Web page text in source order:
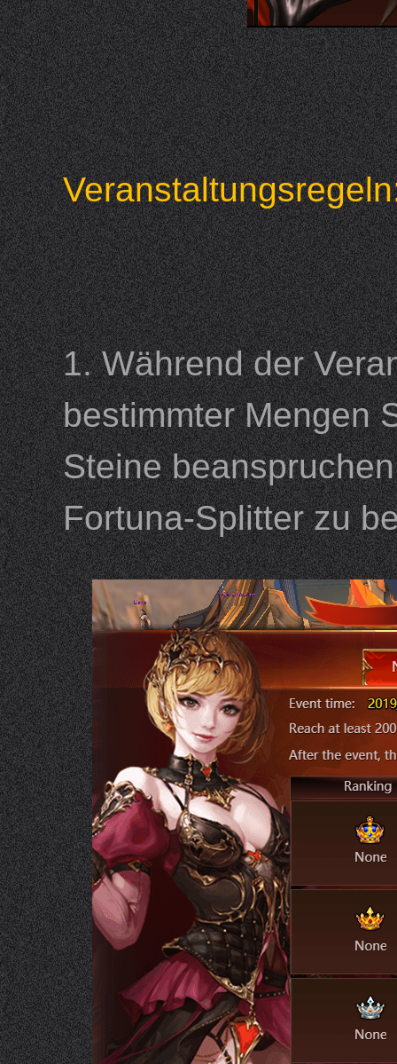
1. Während der
bestimmter Mengen
Steine
Fortuna-Splitter zu